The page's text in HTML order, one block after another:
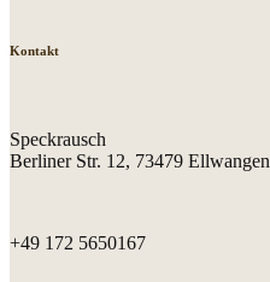
Kontakt
Speckrausch
Berliner Str. 12, 73479 Ellwangen
+49 172 5650167